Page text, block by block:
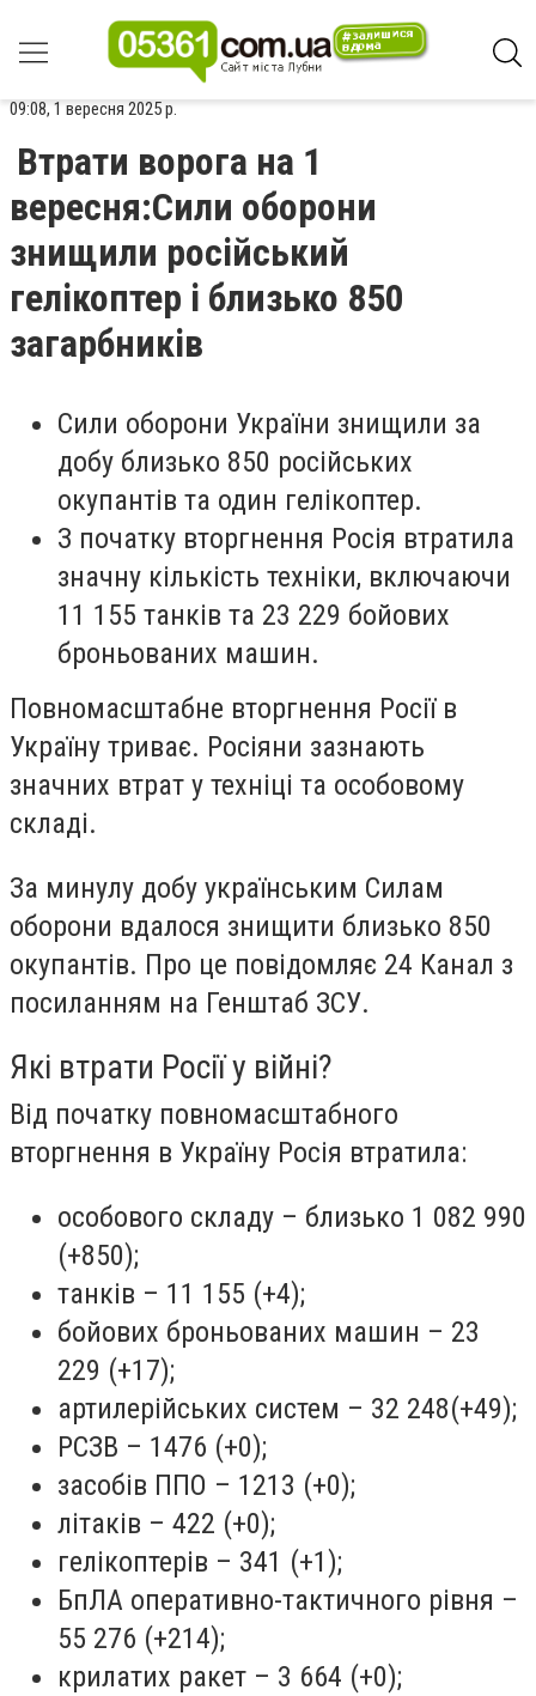
09:08, 1 вересня 2025 р.
Втрати ворога на 1
вересня:Сили оборони
знищили російський
гелікоптер і близько 850
загарбників
Сили оборони України знищили за
добу близько 850 російських
окупантів та один гелікоптер.
З початку вторгнення Росія втратила
значну кількість техніки, включаючи
11 155 танків та 23 229 бойових
броньованих машин.
Повномасштабне вторгнення Росії в
Україну триває. Росіяни зазнають
значних втрат у техніці та особовому
складі.
За минулу добу українським Силам
оборони вдалося знищити близько 850
окупантів. Про це повідомляє 24 Канал з
посиланням на Генштаб ЗСУ.
Які втрати Росії у війні?
Від початку повномасштабного
вторгнення в Україну Росія втратила:
особового складу – близько 1 082 990
(+850);
танків – 11 155 (+4);
бойових броньованих машин – 23
229 (+17);
артилерійських систем – 32 248(+49);
РСЗВ – 1476 (+0);
засобів ППО – 1213 (+0);
літаків – 422 (+0);
гелікоптерів – 341 (+1);
БпЛА оперативно-тактичного рівня –
55 276 (+214);
крилатих ракет – 3 664 (+0);